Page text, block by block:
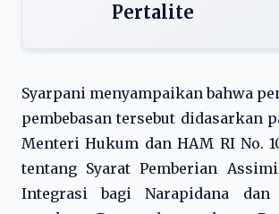
Pertalite
Syarpani menyampaikan bahwa
pembebasan tersebut didasarkan
Menteri Hukum dan HAM RI No.
tentang Syarat Pemberian
Integrasi bagi Narapidana